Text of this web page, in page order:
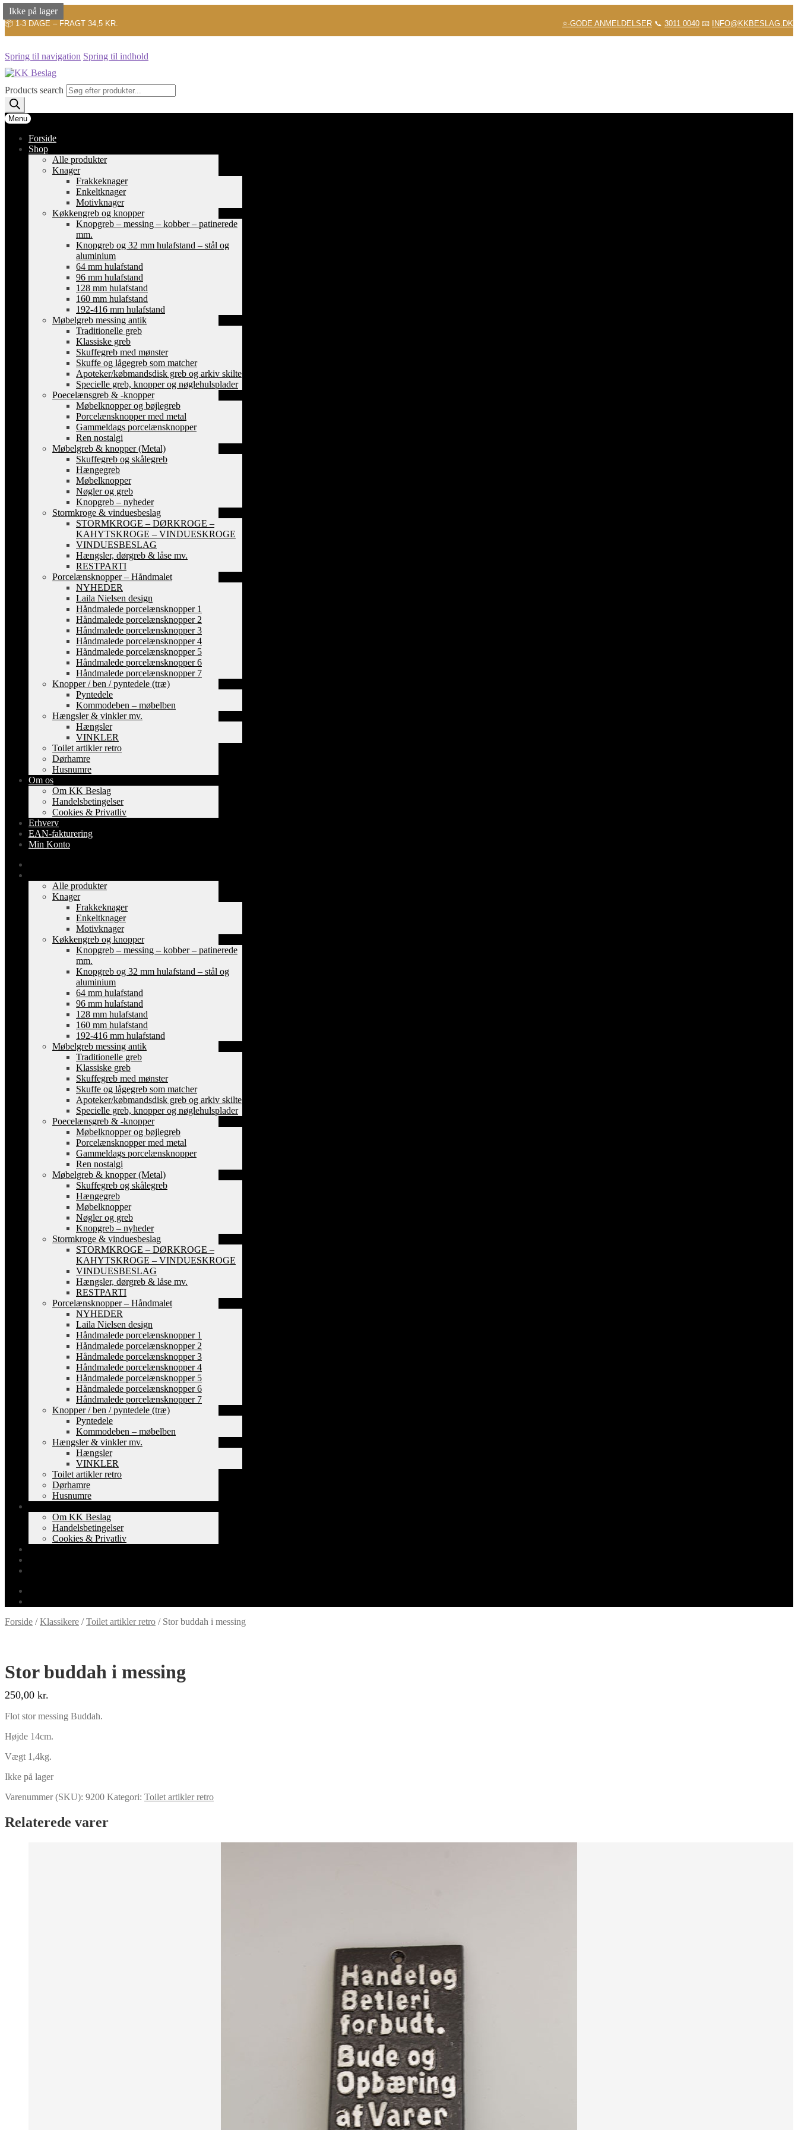
📦 1-3 DAGE – FRAGT 34,5 KR. ⭐-GODE ANMELDELSER 📞 3011 0040 📧 INFO@KKBESLAG.DK
Spring til navigation Spring til indhold
Products search
Menu
Forside
Shop
Alle produkter
Knager
Frakkeknager
Enkeltknager
Motivknager
Køkkengreb og knopper
Knopgreb – messing – kobber – patinerede
mm.
Knopgreb og 32 mm hulafstand – stål og
aluminium
64 mm hulafstand
96 mm hulafstand
128 mm hulafstand
160 mm hulafstand
192-416 mm hulafstand
Møbelgreb messing antik
Traditionelle greb
Klassiske greb
Skuffegreb med mønster
Skuffe og lågegreb som matcher
Apoteker/købmandsdisk greb og arkiv skilte
Specielle greb, knopper og nøglehulsplader
Poecelænsgreb & -knopper
Møbelknopper og bøjlegreb
Porcelænsknopper med metal
Gammeldags porcelænsknopper
Ren nostalgi
Møbelgreb & knopper (Metal)
Skuffegreb og skålegreb
Hængegreb
Møbelknopper
Nøgler og greb
Knopgreb – nyheder
Stormkroge & vinduesbeslag
STORMKROGE – DØRKROGE –
KAHYTSKROGE – VINDUESKROGE
VINDUESBESLAG
Hængsler, dørgreb & låse mv.
RESTPARTI
Porcelænsknopper – Håndmalet
NYHEDER
Laila Nielsen design
Håndmalede porcelænsknopper 1
Håndmalede porcelænsknopper 2
Håndmalede porcelænsknopper 3
Håndmalede porcelænsknopper 4
Håndmalede porcelænsknopper 5
Håndmalede porcelænsknopper 6
Håndmalede porcelænsknopper 7
Knopper / ben / pyntedele (træ)
Pyntedele
Kommodeben – møbelben
Hængsler & vinkler mv.
Hængsler
VINKLER
Toilet artikler retro
Dørhamre
Husnumre
Om os
Om KK Beslag
Handelsbetingelser
Cookies & Privatliv
Erhverv
EAN-fakturering
Min Konto
Alle produkter
Knager
Frakkeknager
Enkeltknager
Motivknager
Køkkengreb og knopper
Knopgreb – messing – kobber – patinerede
mm.
Knopgreb og 32 mm hulafstand – stål og
aluminium
64 mm hulafstand
96 mm hulafstand
128 mm hulafstand
160 mm hulafstand
192-416 mm hulafstand
Møbelgreb messing antik
Traditionelle greb
Klassiske greb
Skuffegreb med mønster
Skuffe og lågegreb som matcher
Apoteker/købmandsdisk greb og arkiv skilte
Specielle greb, knopper og nøglehulsplader
Poecelænsgreb & -knopper
Møbelknopper og bøjlegreb
Porcelænsknopper med metal
Gammeldags porcelænsknopper
Ren nostalgi
Møbelgreb & knopper (Metal)
Skuffegreb og skålegreb
Hængegreb
Møbelknopper
Nøgler og greb
Knopgreb – nyheder
Stormkroge & vinduesbeslag
STORMKROGE – DØRKROGE –
KAHYTSKROGE – VINDUESKROGE
VINDUESBESLAG
Hængsler, dørgreb & låse mv.
RESTPARTI
Porcelænsknopper – Håndmalet
NYHEDER
Laila Nielsen design
Håndmalede porcelænsknopper 1
Håndmalede porcelænsknopper 2
Håndmalede porcelænsknopper 3
Håndmalede porcelænsknopper 4
Håndmalede porcelænsknopper 5
Håndmalede porcelænsknopper 6
Håndmalede porcelænsknopper 7
Knopper / ben / pyntedele (træ)
Pyntedele
Kommodeben – møbelben
Hængsler & vinkler mv.
Hængsler
VINKLER
Toilet artikler retro
Dørhamre
Husnumre
Om KK Beslag
Handelsbetingelser
Cookies & Privatliv
Forside /Klassikere /Toilet artikler retro / Stor buddah i messing
Stor buddah i messing
250,00 kr.
Flot stor messing Buddah.
Højde 14cm.
Vægt 1,4kg.
Ikke på lager
Varenummer (SKU): 9200 Kategori: Toilet artikler retro
Relaterede varer
Ikke på lager
Ikke på lager
Ikke på lager